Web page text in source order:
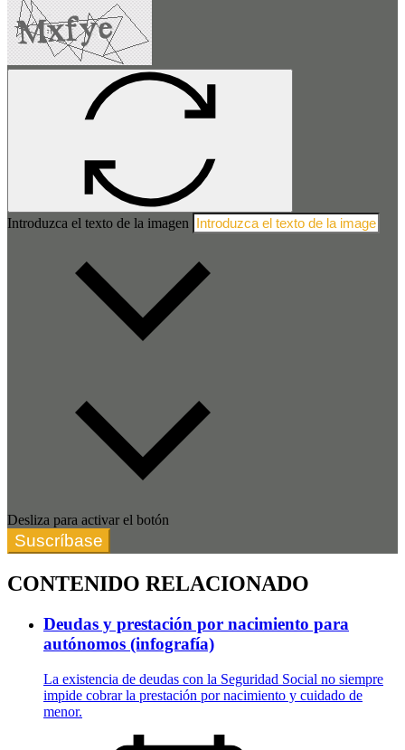
Introduzca el texto de la imagen
Desliza para activar el botón
Suscríbase
CONTENIDO RELACIONADO
Deudas y prestación por nacimiento para
autónomos (infografía)
La existencia de deudas con la Seguridad Social no siempre
impide cobrar la prestación por nacimiento y cuidado de
menor.